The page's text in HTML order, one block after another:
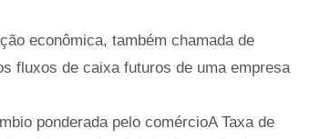
econômica, também chamada de
fluxos de caixa futuros de uma empresa
ponderada pelo comércioA Taxa de